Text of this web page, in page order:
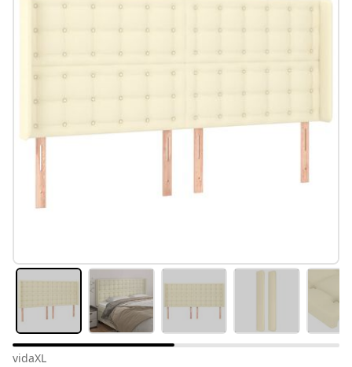
#sharemevidaxl
vidaXL